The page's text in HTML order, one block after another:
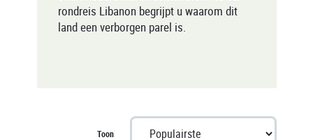
rondreis Libanon begrijpt u waarom dit
land een verborgen parel is.
Toon